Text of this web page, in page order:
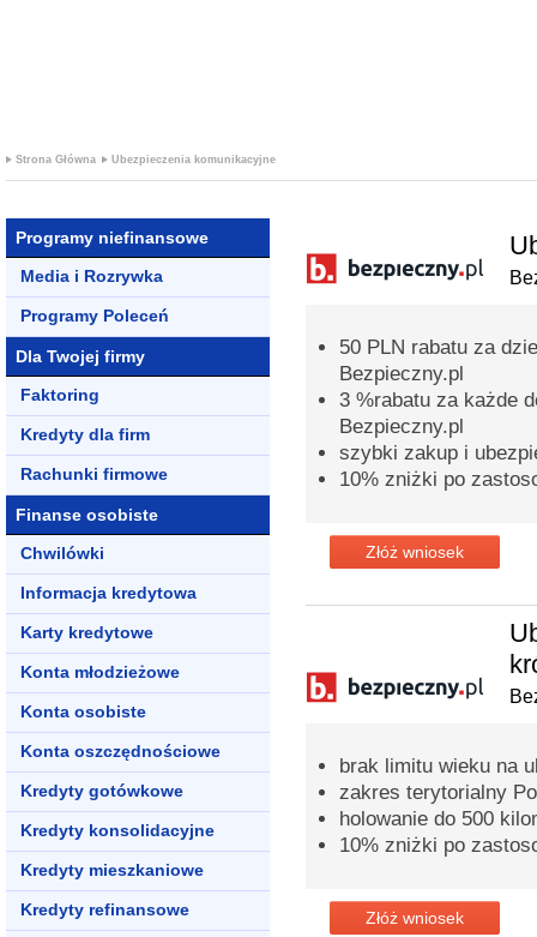
Strona Główna Ubezpieczenia komunikacyjne
Programy niefinansowe
Media i Rozrywka
Programy Poleceń
Dla Twojej firmy
Faktoring
Kredyty dla firm
Rachunki firmowe
Finanse osobiste
Chwilówki
Informacja kredytowa
Karty kredytowe
Konta młodzieżowe
Konta osobiste
Konta oszczędnościowe
Kredyty gotówkowe
Kredyty konsolidacyjne
Kredyty mieszkaniowe
Kredyty refinansowe
50 PLN rabatu za
Bezpieczny.pl
3 %rabatu za każde
Bezpieczny.pl
szybki zakup i
10% zniżki po
Złóż wniosek
brak limitu wieku na
zakres terytorialny
holowanie do 500
10% zniżki po
Złóż wniosek